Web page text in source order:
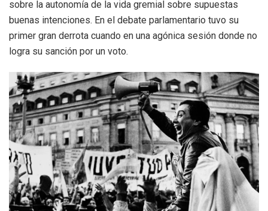
sobre la autonomía de la vida gremial sobre supuestas
buenas intenciones. En el debate parlamentario tuvo su
primer gran derrota cuando en una agónica sesión donde no
logra su sanción por un voto.